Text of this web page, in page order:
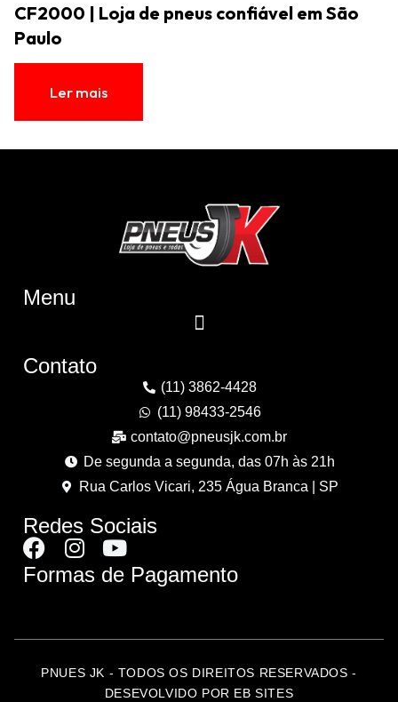
CF2000 | Loja de pneus confiável em São
Paulo
Ler mais
Menu
Contato
(11) 3862-4428
(11) 98433-2546
contato@pneusjk.com.br
De segunda a segunda, das 07h às 21h
Rua Carlos Vicari, 235 Água Branca | SP
Redes Sociais
Formas de Pagamento
PNUES JK - TODOS OS DIREITOS RESERVADOS -
DESEVOLVIDO POR EB SITES